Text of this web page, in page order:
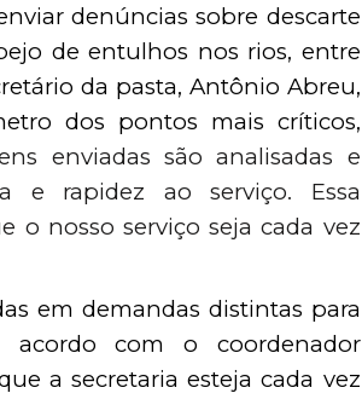
denúncias sobre descarte
de entulhos nos rios, entre
da pasta, Antônio Abreu,
dos pontos mais críticos,
enviadas são analisadas e
e rapidez ao serviço. Essa
o nosso serviço seja cada vez
em demandas distintas para
acordo com o coordenador
a secretaria esteja cada vez